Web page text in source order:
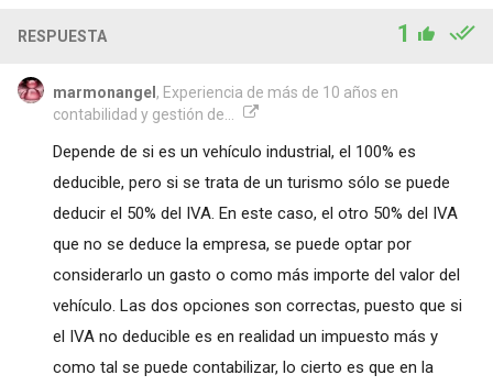
RESPUESTA 1
marmonangel , Experiencia de más de 10 años en
contabilidad y gestión de...
Depende de si es un vehículo industrial, el 100% es
deducible, pero si se trata de un turismo sólo se puede
deducir el 50% del IVA. En este caso, el otro 50% del IVA
que no se deduce la empresa, se puede optar por
considerarlo un gasto o como más importe del valor del
vehículo. Las dos opciones son correctas, puesto que si
el IVA no deducible es en realidad un impuesto más y
como tal se puede contabilizar, lo cierto es que en la